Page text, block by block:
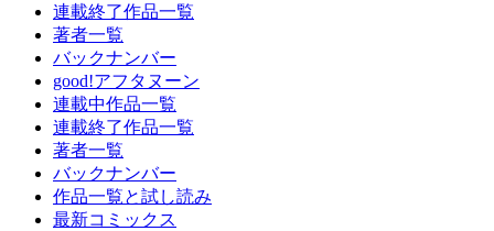
連載終了作品一覧
著者一覧
バックナンバー
good!アフタヌーン
連載中作品一覧
連載終了作品一覧
著者一覧
バックナンバー
作品一覧と試し読み
最新コミックス